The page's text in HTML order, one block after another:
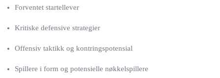
Forventet startellever
Kritiske defensive strategier
Offensiv taktikk og kontringspotensial
Spillere i form og potensielle nøkkelspillere